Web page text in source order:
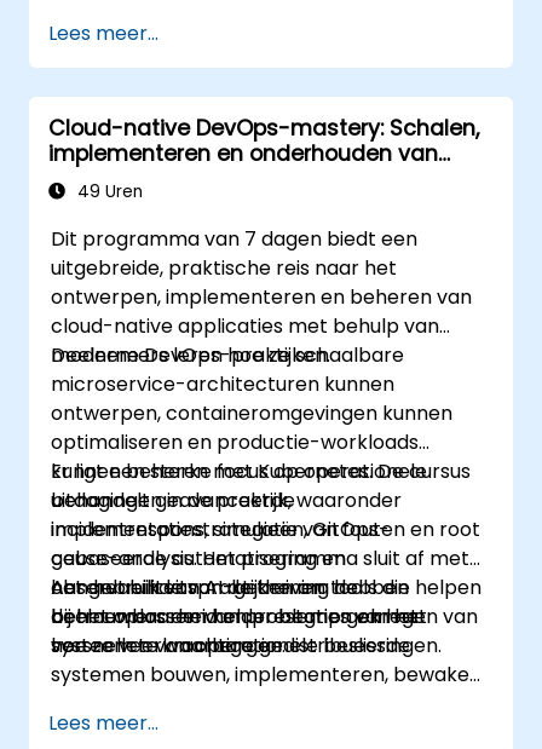
kubernetes-application-developer-
ckad/
Lees meer...
Cloud-native DevOps-mastery: Schalen,
implementeren en onderhouden van
schaalbare Kubernetes microservices
49 Uren
Dit programma van 7 dagen biedt een
uitgebreide, praktische reis naar het
ontwerpen, implementeren en beheren van
cloud-native applicaties met behulp van
moderne DevOps-praktijken.
Deelnemers leren hoe ze schaalbare
microservice-architecturen kunnen
ontwerpen, containeromgevingen kunnen
optimaliseren en productie-workloads
kunnen beheren met Kubernetes. De cursus
behandelt geavanceerde
implementatiestrategieën, GitOps-
gebaseerde automatisering en
observabiliteitspraktijken om de
betrouwbaarheid en prestaties van het
systeem te waarborgen.
Er ligt een sterke focus op operationele
uitdagingen in de praktijk, waaronder
incidentrespons, simulatie van fouten en root
cause-analysis. Het programma sluit af met
het gebruik van AI-gedreven tools die helpen
bij het oplossen van problemen en het
versnellen van operationele beslissingen.
Aan het einde van de training hebben
deelnemers een helder begrip gekregen van
hoe ze veerkrachtige gedistribueerde
systemen bouwen, implementeren, bewaken
omgeving.
Lees meer...